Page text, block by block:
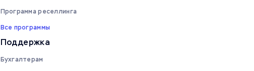
Программа реселлинга
Все программы
Поддержка
Бухгалтерам